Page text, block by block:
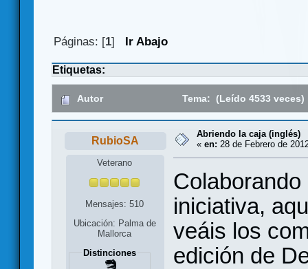
Páginas: [1] Ir Abajo
Etiquetas:
Autor Tema: (Leído 4533 veces)
RubioSA
Veterano
Mensajes: 510
Ubicación: Palma de
Mallorca
Distinciones
Abriendo la caja (inglés)
« en: 28 de Febrero de
iniciativa,
veáis los
edición de